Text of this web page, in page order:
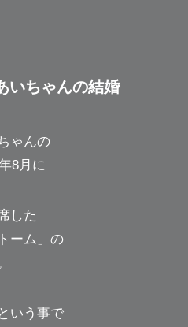
いちゃんの結婚
ゃんの
8月に
した
ーム」の
いう事で